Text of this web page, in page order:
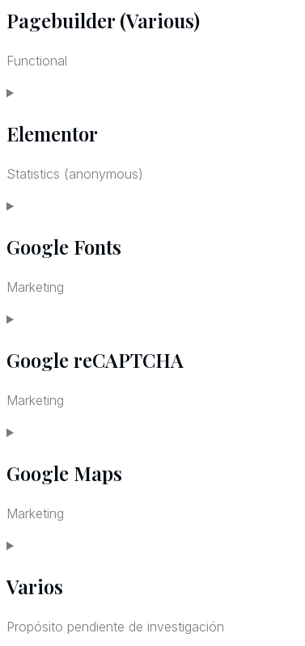
to
service
ithemes-
Pagebuilder (Various)
Functional
Consent
to
service
pagebuilder-
Elementor
Statistics (anonymous)
Consent
to
service
elementor
Google Fonts
Marketing
Consent
to
service
google-
Google reCAPTCHA
Marketing
Consent
to
service
google-
Google Maps
Marketing
Consent
to
service
Varios
Propósito pendiente de investigación